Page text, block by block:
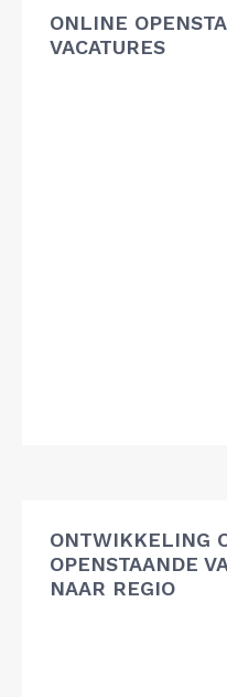
ONLINE
VACATURES
ONTWIKKELING
OPENSTAANDE
NAAR REGIO